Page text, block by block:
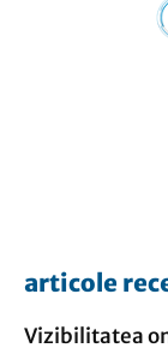
articole
Vizibilitatea